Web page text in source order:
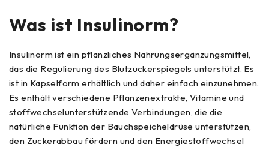
Was ist Insulinorm?
Insulinorm ist ein pflanzliches Nahrungsergänzungsmittel,
das die Regulierung des Blutzuckerspiegels unterstützt. Es
ist in Kapselform erhältlich und daher einfach einzunehmen.
Es enthält verschiedene Pflanzenextrakte, Vitamine und
stoffwechselunterstützende Verbindungen, die die
natürliche Funktion der Bauchspeicheldrüse unterstützen,
den Zuckerabbau fördern und den Energiestoffwechsel